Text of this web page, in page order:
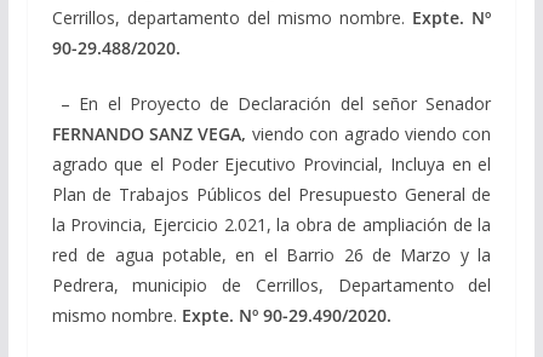
Cerrillos, departamento del mismo nombre. Expte. Nº
90-29.488/2020.
– En el Proyecto de Declaración del señor Senador
FERNANDO SANZ VEGA, viendo con agrado viendo con
agrado que el Poder Ejecutivo Provincial, Incluya en el
Plan de Trabajos Públicos del Presupuesto General de
la Provincia, Ejercicio 2.021, la obra de ampliación de la
red de agua potable, en el Barrio 26 de Marzo y la
Pedrera, municipio de Cerrillos, Departamento del
mismo nombre. Expte. Nº 90-29.490/2020.